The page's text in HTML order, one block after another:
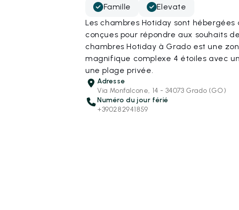
Famille
Elevate
Les chambres Hotiday sont
conçues pour répondre aux souhaits
chambres Hotiday à Grado est une
magnifique complexe 4 étoiles avec
une plage privée.
Adresse
Via Monfalcone, 14 - 34073 Grado (GO)
Numéro du jour férié
+390282941859